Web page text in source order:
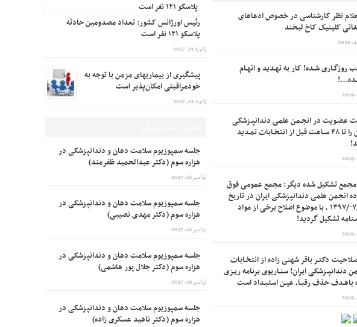
نظر کارشناسی در خصوص ادعاهای
کلینیک کاخ لبخند
روزگـاری شـده! کار به تهـدید و اتهـام
عضـویت در انجـمن علمی دندانپـزشکی
ایران را تا ۴۸ سـاعت قبل از انتخـابات تمـدید
تشکیل شده دیگر: مجمع عمومی فوق
انجمن علمی دندانپزشکی ایران در تاریخ
۱۳۹۷/۰۷/۲۶ ، با موضوع اصلاح برخی از مواد
تشکیل گردید!
دکتـر باقر شهنی زاده از انتخـابات
دندانپـزشکی ایران! سنـاریوی برنامه ریـزی
حذف رقبـا، عیـن استبـداد است
رئیس اورژانس کشور: تعداد مصدومین حادثه
پلاسکو ۱۲۱ نفر است
ژانویه 21, 2017
پیشگیری از بیماریهای مزمن با توجه به
خودمراقبتی امکان‌پذیر است
ژانویه 21, 2017
جلسه سمپوزیوم سلامت دهان و دندانپزشکی در
هزاره سوم (دکتر عبدالحمید ظفرمند)
نوامبر 16, 2017
جلسه سمپوزیوم سلامت دهان و دندانپزشکی در
هزاره سوم (دکتر مهدی نصیبی)
نوامبر 16, 2017
جلسه سمپوزیوم سلامت دهان و دندانپزشکی در
هزاره سوم (دکتر جلال پور هاشمی)
نوامبر 16, 2017
جلسه سمپوزیوم سلامت دهان و دندانپزشکی در
هزاره سوم (دکتر ناهید عسکری زاده)